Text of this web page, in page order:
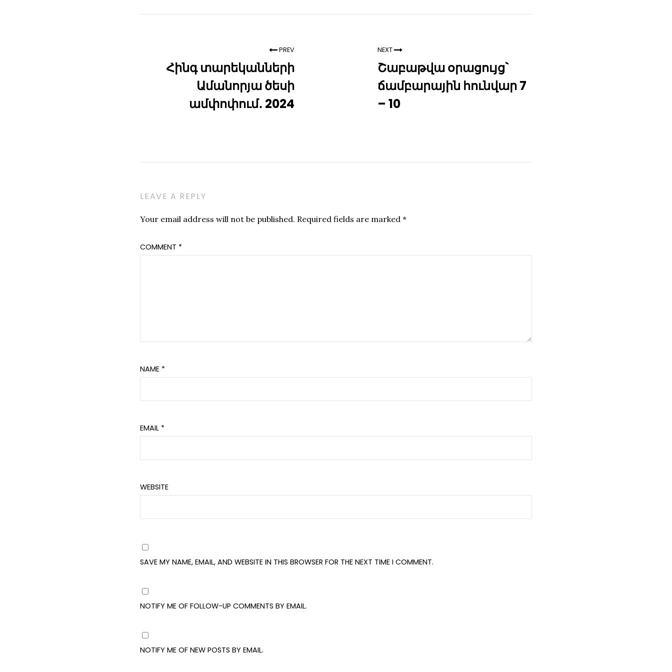
PREV
Հինգ տարեկանների
Ամանորյա ծեսի
ամփոփում․ 2024
NEXT
Շաբաթվա օրացույց`
ճամբարային հունվար 7
– 10
LEAVE A REPLY
Your email address will not be published. Required fields are marked*
COMMENT *
NAME *
EMAIL *
WEBSITE
SAVE MY NAME, EMAIL, AND WEBSITE IN THIS BROWSER FOR THE NEXT TIME I COMMENT.
NOTIFY ME OF FOLLOW-UP COMMENTS BY EMAIL.
NOTIFY ME OF NEW POSTS BY EMAIL.